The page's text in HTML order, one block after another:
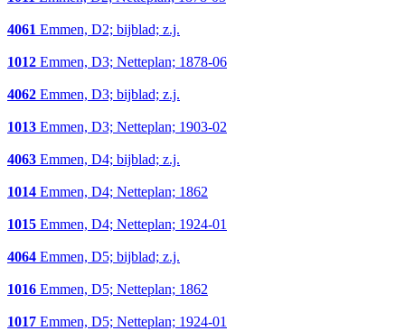
4061 Emmen, D2; bijblad; z.j.
1012 Emmen, D3; Netteplan; 1878-06
4062 Emmen, D3; bijblad; z.j.
1013 Emmen, D3; Netteplan; 1903-02
4063 Emmen, D4; bijblad; z.j.
1014 Emmen, D4; Netteplan; 1862
1015 Emmen, D4; Netteplan; 1924-01
4064 Emmen, D5; bijblad; z.j.
1016 Emmen, D5; Netteplan; 1862
1017 Emmen, D5; Netteplan; 1924-01